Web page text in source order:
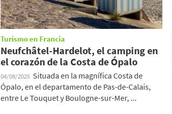
Turismo en Francia
Neufchâtel-Hardelot, el camping en
el corazón de la Costa de Ópalo
04/08/2025 Situada en la magnífica Costa de
Ópalo, en el departamento de Pas-de-Calais,
entre Le Touquet y Boulogne-sur-Mer, ...